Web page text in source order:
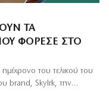
ΤΑ
ΦΌΡΕΣΕ ΣΤΟ
του τελικού του
brand, Skylrk, την…